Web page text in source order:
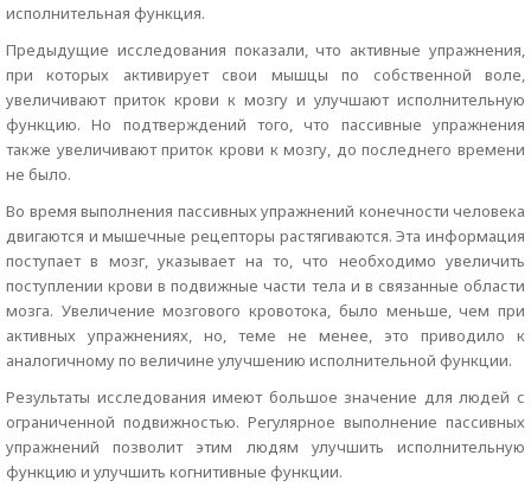
исполнительная функция.
Предыдущие исследования показали, что активные упражнения,
при которых активирует свои мышцы по собственной воле,
увеличивают приток крови к мозгу и улучшают исполнительную
функцию. Но подтверждений того, что пассивные упражнения
также увеличивают приток крови к мозгу, до последнего времени
не было.
Во время выполнения пассивных упражнений конечности человека
двигаются и мышечные рецепторы растягиваются. Эта информация
поступает в мозг, указывает на то, что необходимо увеличить
поступлении крови в подвижные части тела и в связанные области
мозга. Увеличение мозгового кровотока, было меньше, чем при
активных упражнениях, но, теме не менее, это приводило к
аналогичному по величине улучшению исполнительной функции.
Результаты исследования имеют большое значение для людей с
ограниченной подвижностью. Регулярное выполнение пассивных
упражнений позволит этим людям улучшить исполнительную
функцию и улучшить когнитивные функции.